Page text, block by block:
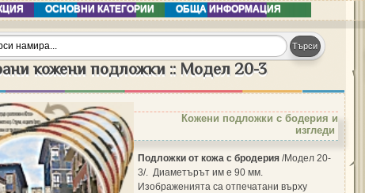
ОСНОВНИ КАТЕГОРИИ ОБЩА ИНФОРМАЦИЯ
кожени подложки :: Модел 20-3
Кожени подложки с бодерия и
изгледи
Подложки от кожа с бродерия/Модел 20-
3/. Диаметърът им е 90 мм.
Изображенията са отпечатани върху